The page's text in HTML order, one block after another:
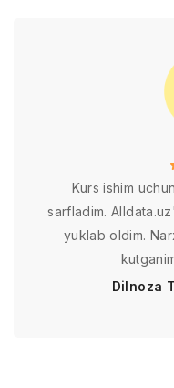
Kurs ishim
sarfladim.
yuklab oldim.
Dilnoza